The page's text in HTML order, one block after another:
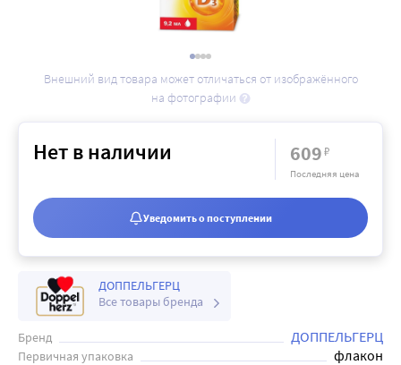
Внешний вид товара может отличаться от изображённого
на фотографии
ДОППЕЛЬГЕРЦ
Все товары бренда
Бренд ДОППЕЛЬГЕРЦ
Первичная упаковка флакон
Нет в наличии 609₽
Последняя цена
Уведомить о поступлении